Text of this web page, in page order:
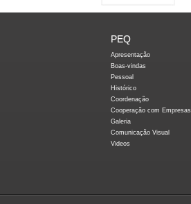
PEQ
Apresentação
Boas-vindas
Pessoal
Histórico
Coordenação
Cooperação com Empresas
Galeria
Comunicação Visual
Videos